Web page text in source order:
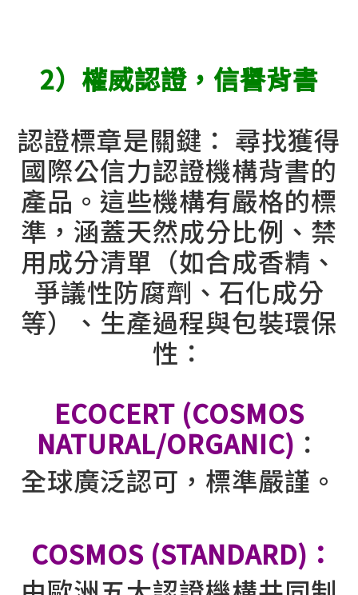
2）權威認證，信譽背書
認證標章是關鍵： 尋找獲得
國際公信力認證機構背書的
產品。這些機構有嚴格的標
準，涵蓋天然成分比例、禁
用成分清單（如合成香精、
爭議性防腐劑、石化成分
等）、生產過程與包裝環保
性：
ECOCERT (COSMOS
NATURAL/ORGANIC) ：
全球廣泛認可，標準嚴謹。
COSMOS (STANDARD)：